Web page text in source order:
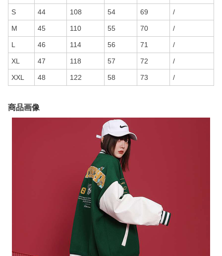
S 44 108 54 69 /
M 45 110 55 70 /
L 46 114 56 71 /
XL 47 118 57 72 /
XXL 48 122 58 73 /
商品画像